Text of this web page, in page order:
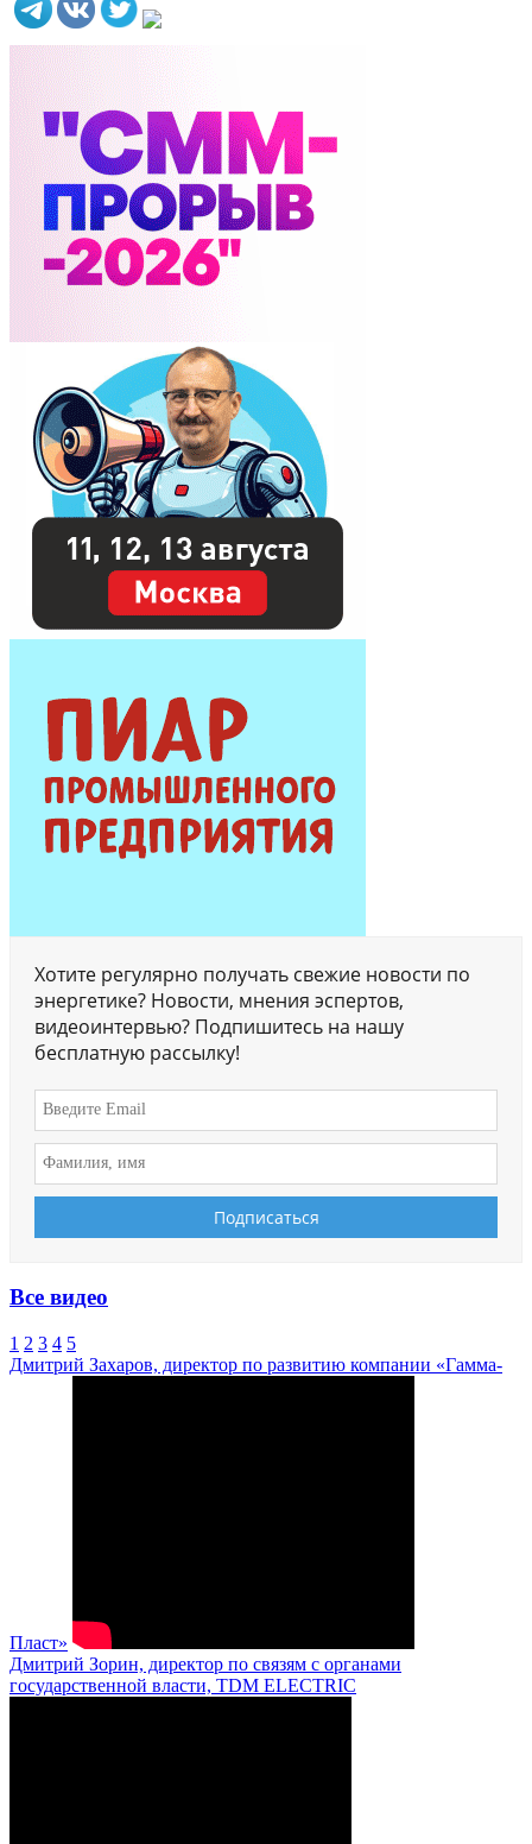
Хотите регулярно получать свежие новости по
энергетике? Новости, мнения эспертов,
видеоинтервью? Подпишитесь на нашу
бесплатную рассылку!
Все видео
1 2 3 4 5
Дмитрий Захаров, директор по развитию компании «Гамма-
Пласт»
Дмитрий Зорин, директор по связям с органами
государственной власти, TDM ELECTRIC